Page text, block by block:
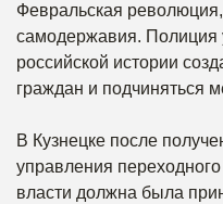
Февральская
самодержавия. Полиция
российской истории
граждан и подчиняться
В Кузнецке после
управления
власти должна была